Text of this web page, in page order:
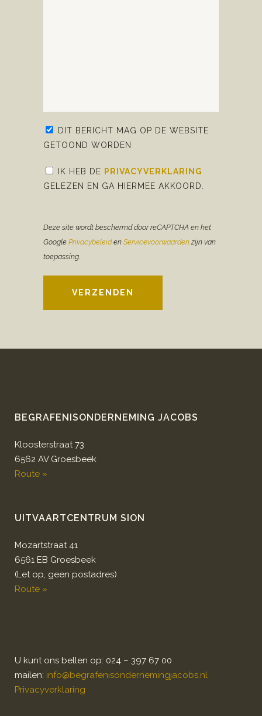
DIT BERICHT MAG OP DE WEBSITE
GETOOND WORDEN
IK HEB DE PRIVACYVERKLARING
GELEZEN EN GA HIERMEE AKKOORD.
Deze site wordt beschermd door reCAPTCHA en het
Google Privacybeleiden Servicevoorwaardenzijn van
toepassing.
VERZENDEN
BEGRAFENISONDERNEMING JACOBS
Kloosterstraat 73
6562 AV Groesbeek
Route »
UITVAARTCENTRUM SION
Mozartstraat 41
6561 EB Groesbeek
(Let op, geen postadres)
Route »
U kunt ons bellen op: 024 – 397 67 00
mailen: info@begrafenisondernemingjacobs.nl
Privacyverklaring